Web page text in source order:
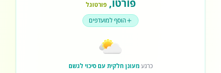
פורטו,פורטוגל
הוסף למועדפים
כרגעמעונן חלקית עם סיכוי לגשם